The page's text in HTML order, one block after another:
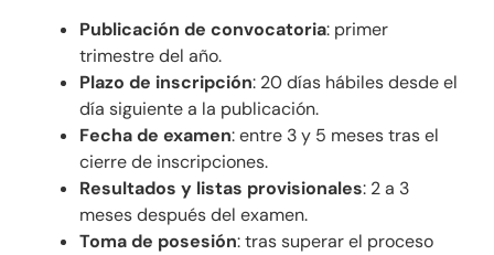
Publicación de convocatoria: primer
trimestre del año.
Plazo de inscripción: 20 días hábiles desde el
día siguiente a la publicación.
Fecha de examen: entre 3 y 5 meses tras el
cierre de inscripciones.
Resultados y listas provisionales: 2 a 3
meses después del examen.
Toma de posesión: tras superar el proceso